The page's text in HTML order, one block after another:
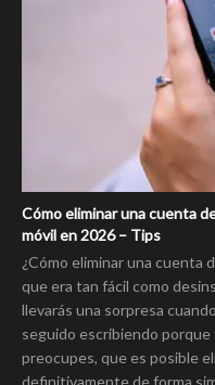
Cómo eliminar una cuenta
móvil en 2026 – Tips
¿Cómo eliminar una cuenta
que era tan fácil como
llevarás una sorpresa
seguido escribiendo
preocupes, que es posible
definitivamente de forma